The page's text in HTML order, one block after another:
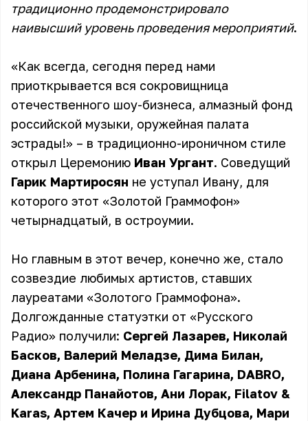
традиционно продемонстрировало
наивысший уровень проведения мероприятий.
«Как всегда, сегодня перед нами
приоткрывается вся сокровищница
отечественного шоу-бизнеса, алмазный фонд
российской музыки, оружейная палата
эстрады!» – в традиционно-ироничном стиле
открыл Церемонию Иван Ургант. Соведущий
Гарик Мартиросян не уступал Ивану, для
которого этот «Золотой Граммофон»
четырнадцатый, в остроумии.
Но главным в этот вечер, конечно же, стало
созвездие любимых артистов, ставших
лауреатами «Золотого Граммофона».
Долгожданные статуэтки от «Русского
Радио» получили: Сергей Лазарев, Николай
Басков, Валерий Меладзе, Дима Билан,
Диана Арбенина, Полина Гагарина, DABRO,
Александр Панайотов, Ани Лорак, Filatov &
Karas, Артем Качер и Ирина Дубцова, Мари